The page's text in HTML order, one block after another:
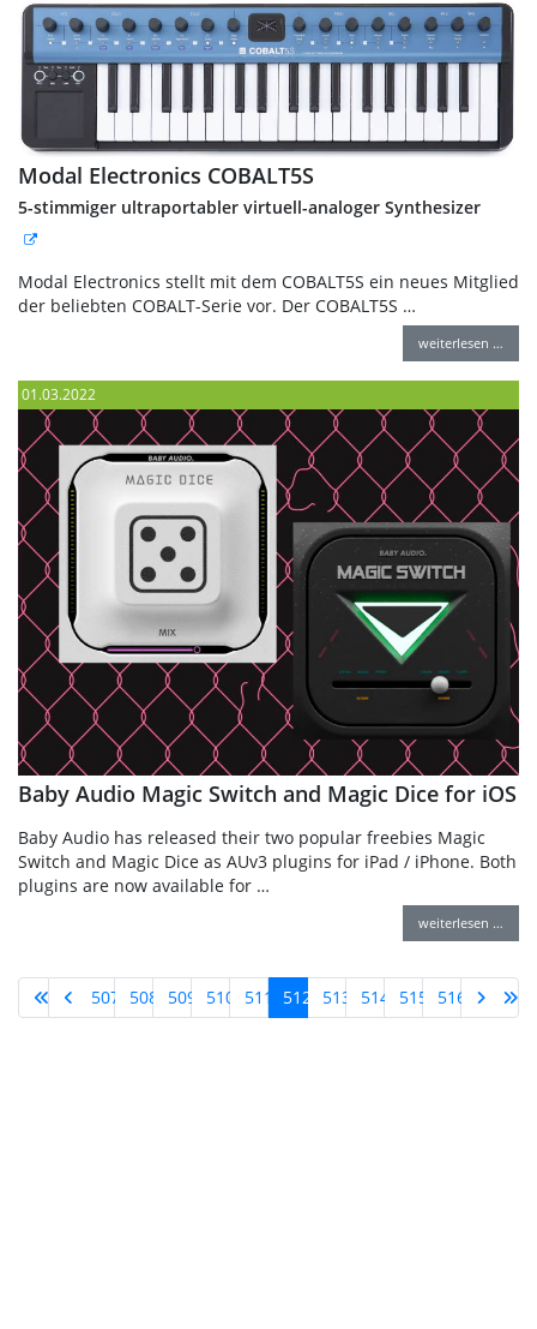
Modal Electronics COBALT5S
5-stimmiger ultraportabler virtuell-analoger Synthesizer
Modal Electronics stellt mit dem COBALT5S ein neues Mitglied
der beliebten COBALT-Serie vor. Der COBALT5S …
weiterlesen …
01.03.2022
Baby Audio Magic Switch and Magic Dice for iOS
Baby Audio has released their two popular freebies Magic
Switch and Magic Dice as AUv3 plugins for iPad / iPhone. Both
plugins are now available for …
weiterlesen …
507 508 509 510 511 512 513 514 515 516